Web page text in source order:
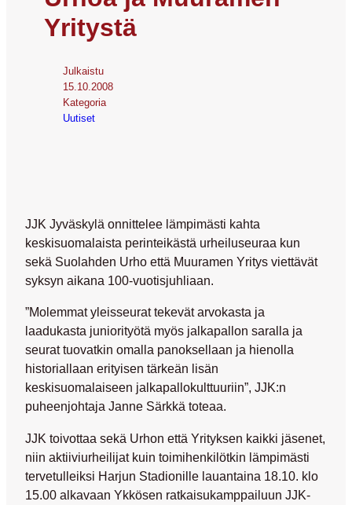
Yritystä
Julkaistu
15.10.2008
Kategoria
Uutiset
JJK Jyväskylä onnittelee lämpimästi kahta
keskisuomalaista perinteikästä urheiluseuraa kun
sekä Suolahden Urho että Muuramen Yritys viettävät
syksyn aikana 100-vuotisjuhliaan.
”Molemmat yleisseurat tekevät arvokasta ja
laadukasta juniorityötä myös jalkapallon saralla ja
seurat tuovatkin omalla panoksellaan ja hienolla
historiallaan erityisen tärkeän lisän
keskisuomalaiseen jalkapallokulttuuriin”, JJK:n
puheenjohtaja Janne Särkkä toteaa.
JJK toivottaa sekä Urhon että Yrityksen kaikki jäsenet,
niin aktiiviurheilijat kuin toimihenkilötkin lämpimästi
tervetulleiksi Harjun Stadionille lauantaina 18.10. klo
15.00 alkavaan Ykkösen ratkaisukamppailuun JJK-